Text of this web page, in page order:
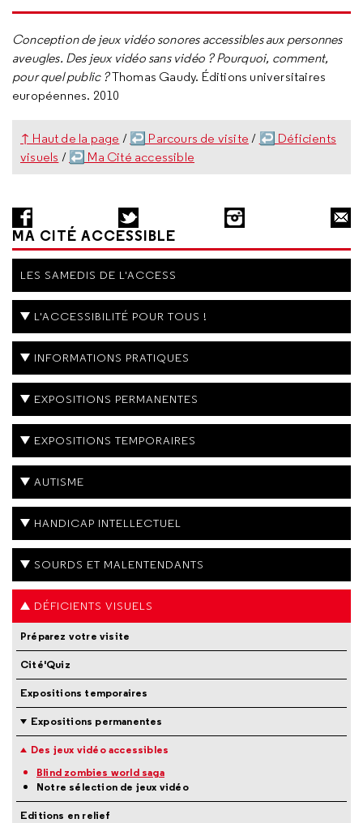
Conception de jeux vidéo sonores accessibles aux personnes
aveugles. Des jeux vidéo sans vidéo ? Pourquoi, comment,
pour quel public ?Thomas Gaudy. Éditions universitaires
européennes. 2010
↑ Haut de la page / ↩ Parcours de visite / ↩ Déficients
visuels / ↩ Ma Cité accessible
MA CITÉ ACCESSIBLE
LES SAMEDIS DE L'ACCESS
L'ACCESSIBILITÉ POUR TOUS !
INFORMATIONS PRATIQUES
EXPOSITIONS PERMANENTES
EXPOSITIONS TEMPORAIRES
AUTISME
HANDICAP INTELLECTUEL
SOURDS ET MALENTENDANTS
DÉFICIENTS VISUELS
Préparez votre visite
Cité'Quiz
Expositions temporaires
Expositions permanentes
Des jeux vidéo accessibles
Blind zombies world saga
Notre sélection de jeux vidéo
Editions en relief